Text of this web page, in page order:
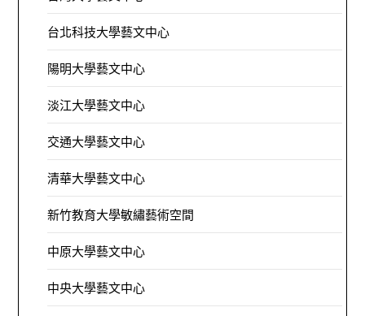
台北科技大學藝文中心
陽明大學藝文中心
淡江大學藝文中心
交通大學藝文中心
清華大學藝文中心
新竹教育大學敏繡藝術空間
中原大學藝文中心
中央大學藝文中心